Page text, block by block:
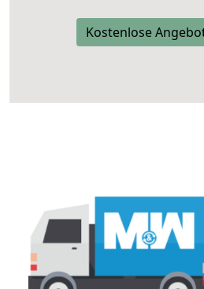
Kostenlose